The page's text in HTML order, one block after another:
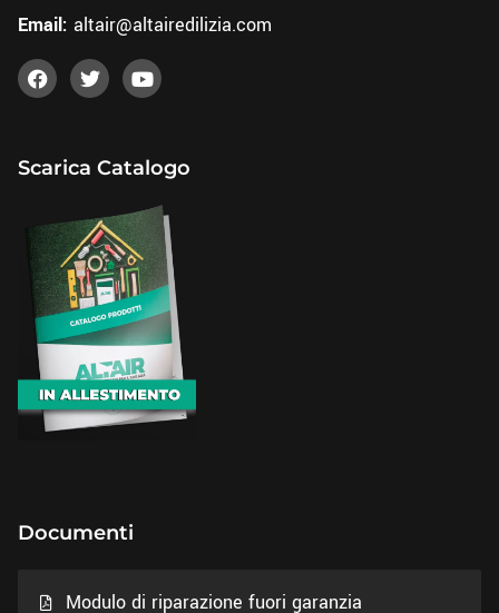
Email: altair@altairedilizia.com
Scarica Catalogo
Documenti
Modulo di riparazione fuori garanzia